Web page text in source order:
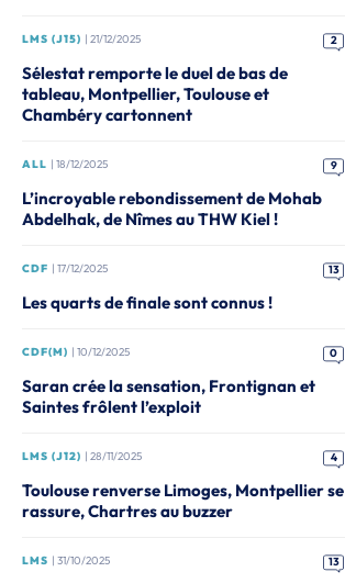
LMS (J15) | 21/12/2025 2
Sélestat remporte le duel de bas de
tableau, Montpellier, Toulouse et
Chambéry cartonnent
ALL | 18/12/2025 9
L’incroyable rebondissement de Mohab
Abdelhak, de Nîmes au THW Kiel !
CDF | 17/12/2025 13
Les quarts de finale sont connus !
CDF(M) | 10/12/2025 0
Saran crée la sensation, Frontignan et
Saintes frôlent l’exploit
LMS (J12) | 28/11/2025 4
Toulouse renverse Limoges, Montpellier se
rassure, Chartres au buzzer
LMS | 31/10/2025 13